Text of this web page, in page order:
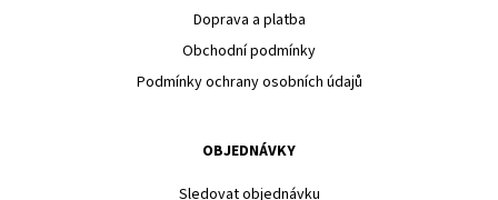
Doprava a platba
Obchodní podmínky
Podmínky ochrany osobních údajů
OBJEDNÁVKY
Sledovat objednávku